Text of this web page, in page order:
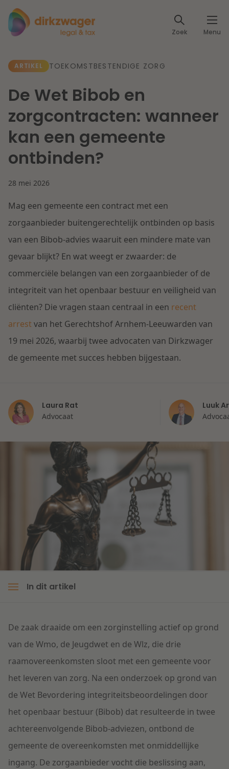
Zoek Menu
Expertises
Fiscaal
Arbeid & Pensioen
IE & Innovatie
Herstructurering & Insolventie
Energie
Zorg & Sociaal domein
Vastgoed
Aanbesteding & Mededinging
Aansprakelijkheid & Verzekering
Litigation
Onderwijs
Lees meer
Dichtbij de kansen en uitdagingen in de
woningbouw
Lees meer
Dichtbij de wendbare onderneming
Lees meer
Artikelen
Klantcases
Events
Specialisten
Internationale partners
Werken bij
Contact
Nederlands
ARTIKEL TOEKOMSTBESTENDIGE ZORG
De Wet Bibob en
zorgcontracten: wanneer
kan een gemeente
ontbinden?
28 mei 2026
Mag een gemeente een contract met een
zorgaanbieder buitengerechtelijk ontbinden op basis
van een Bibob-advies waaruit een mindere mate van
gevaar blijkt? En wat weegt er zwaarder: de
commerciële belangen van een zorgaanbieder of de
integriteit van het openbaar bestuur en veiligheid van
cliënten? Die vragen staan centraal in een recent
arrestvan het Gerechtshof Arnhem-Leeuwarden van
19 mei 2026, waarbij twee advocaten van Dirkzwager
de gemeente met succes hebben bijgestaan.
Laura Rat
Advocaat
Luuk
In dit artikel
De zaak draaide om een zorginstelling actief op grond
van de Wmo, de Jeugdwet en de Wlz, die drie
raamovereenkomsten sloot met een gemeente voor
het leveren van zorg. Na een onderzoek op grond van
de Wet Bevordering integriteitsbeoordelingen door
het openbaar bestuur (Bibob) dat resulteerde in twee
achtereenvolgende Bibob-adviezen, ontbond de
gemeente de overeenkomsten met onmiddellijke
ingang. De zorgaanbieder vocht die beslissing aan,